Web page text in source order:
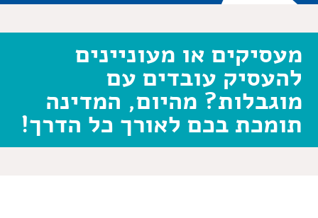
מעסיקים או מעוניינים
להעסיק עובדים עם
מוגבלות? מהיום, המדינה
תומכת בכם לאורך כל הדרך!